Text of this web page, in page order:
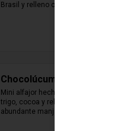
Brasil y relleno con manjar blanco
Chocolúcuma
Mini alfajor hecho con harina de
trigo, cocoa y relleno con
abundante manjarblanco de